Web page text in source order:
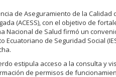
de Aseguramiento de la Calidad
(ACESS), con el objetivo de
Nacional de Salud firmó un
Ecuatoriano de Seguridad Social
estipula acceso a la consulta y
de permisos de